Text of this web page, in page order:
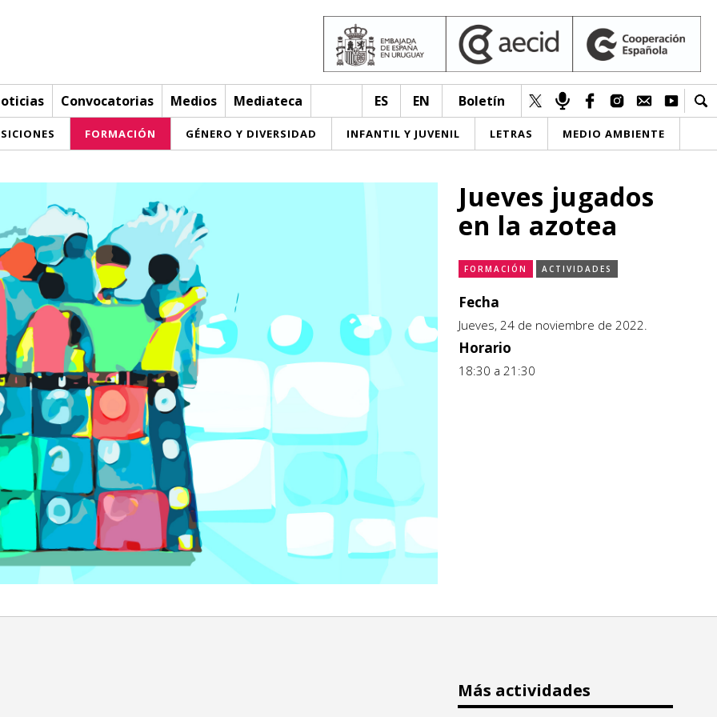
Convocatorias Medios Mediateca ES EN Boletín
FORMACIÓN GÉNERO Y DIVERSIDAD INFANTIL Y JUVENIL LETRAS MEDIO AMBIENTE
Jueves jugados
en la azotea
FORMACIÓN ACTIVIDADES
Fecha
Jueves, 24 de noviembre de 2022.
Horario
18:30 a 21:30
Más actividades